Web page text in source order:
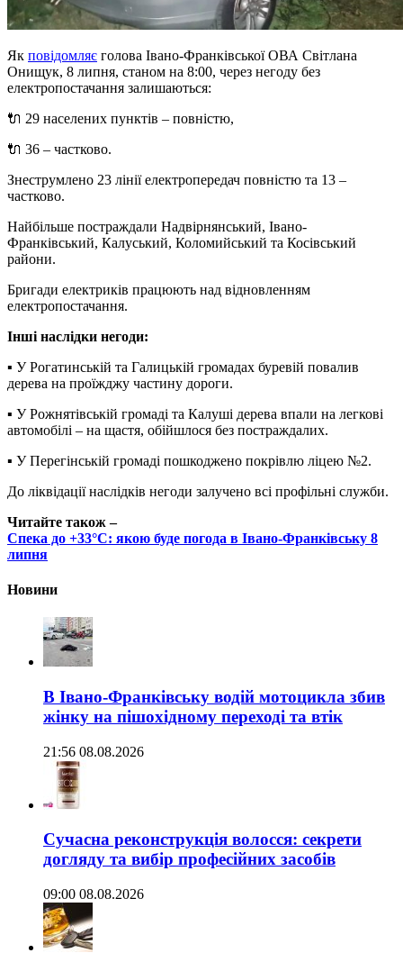
Як повідомляє голова Івано-Франківської ОВА Світлана
Онищук, 8 липня, станом на 8:00, через негоду без
електропостачання залишаються:
🔌 29 населених пунктів – повністю,
🔌 36 – частково.
Знеструмлено 23 лінії електропередач повністю та 13 –
частково.
Найбільше постраждали Надвірнянський, Івано-
Франківський, Калуський, Коломийський та Косівський
райони.
Бригади електриків працюють над відновленням
електропостачання.
Інші наслідки негоди:
▪️ У Рогатинській та Галицькій громадах буревій повалив
дерева на проїжджу частину дороги.
▪️ У Рожнятівській громаді та Калуші дерева впали на легкові
автомобілі – на щастя, обійшлося без постраждалих.
▪️ У Перегінській громаді пошкоджено покрівлю ліцею №2.
До ліквідації наслідків негоди залучено всі профільні служби.
Читайте також –
Спека до +33°C: якою буде погода в Івано-Франківську 8
липня
Новини
В Івано-Франківську водій мотоцикла збив
жінку на пішохідному переході та втік
21:56 08.08.2026
Сучасна реконструкція волосся: секрети
догляду та вибір професійних засобів
09:00 08.08.2026